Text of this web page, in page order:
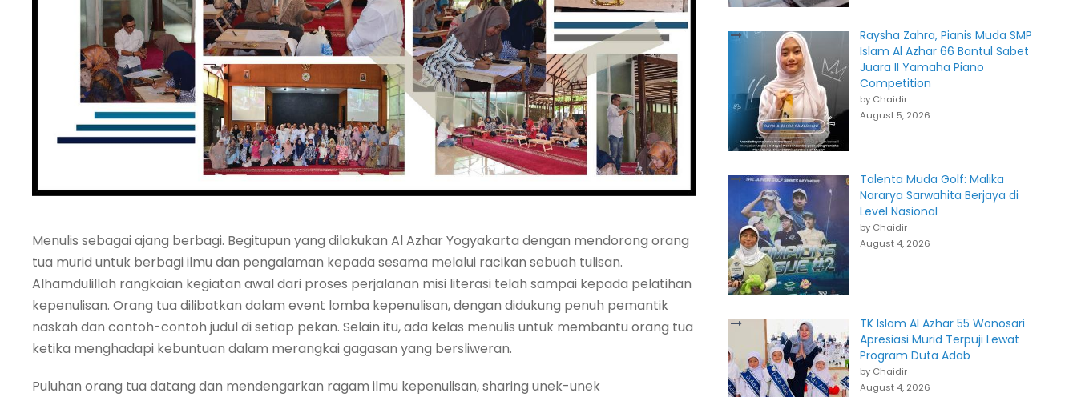
Menulis sebagai ajang berbagi. Begitupun yang dilakukan Al Azhar Yogyakarta dengan mendorong orang
tua murid untuk berbagi ilmu dan pengalaman kepada sesama melalui racikan sebuah tulisan.
Alhamdulillah rangkaian kegiatan awal dari proses perjalanan misi literasi telah sampai kepada pelatihan
kepenulisan. Orang tua dilibatkan dalam event lomba kepenulisan, dengan didukung penuh pemantik
naskah dan contoh-contoh judul di setiap pekan. Selain itu, ada kelas menulis untuk membantu orang tua
ketika menghadapi kebuntuan dalam merangkai gagasan yang bersliweran.
Puluhan orang tua datang dan mendengarkan ragam ilmu kepenulisan, sharing unek-unek
Raysha Zahra, Pianis Muda SMP
Islam Al Azhar 66 Bantul Sabet
Juara II Yamaha Piano
Competition
by Chaidir
August 5, 2026
Talenta Muda Golf: Malika
Nararya Sarwahita Berjaya di
Level Nasional
by Chaidir
August 4, 2026
TK Islam Al Azhar 55 Wonosari
Apresiasi Murid Terpuji Lewat
Program Duta Adab
by Chaidir
August 4, 2026